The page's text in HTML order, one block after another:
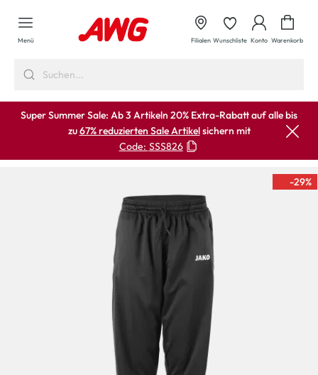
springen
Menü Filialen Wunschliste Konto Warenkorb
Super Summer Sale: Ab 3 Artikeln 20% Extra-Rabatt auf alle bis
zu67% reduzierten Sale Artikelsichern mit
Code: SSS826
-29%